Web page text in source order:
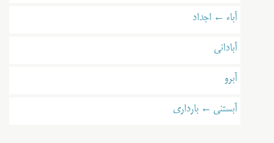
آباء ← اجداد
آبادانی
آبرو
آبستنی ← بارداری